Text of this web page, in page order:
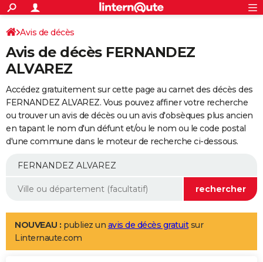
ACTUALITÉS
Politique
Société
Faits Divers
Education
Monde
Villes
+
SPORT
Coupe du monde 2026
Football
Tennis
Cyclisme
Rugby
Forum
FINANCE
Retraite
Impôts
Epargne
Immobilier
Risques naturels par ville
Banque
Assurance
Crédit
Essais
Réserver un essai
Citadines
Berlines
SUV
Forum auto
+
HIGH-TECH
Art de vivre
Bien-être
Loisirs
Mode
Modes de vie
SANTE
Alimentation
Guide de la santé
Maladies
Médicaments
Sommeil
+
Avis de décès
Avis de décès FERNANDEZ
ALVAREZ
Accédez gratuitement sur cette page au carnet des décès des
FERNANDEZ ALVAREZ. Vous pouvez affiner votre recherche
ou trouver un avis de décès ou un avis d'obsèques plus ancien
en tapant le nom d'un défunt et/ou le nom ou le code postal
d'une commune dans le moteur de recherche ci-dessous.
NOUVEAU : publiez un avis de décès gratuitsur
Linternaute.com